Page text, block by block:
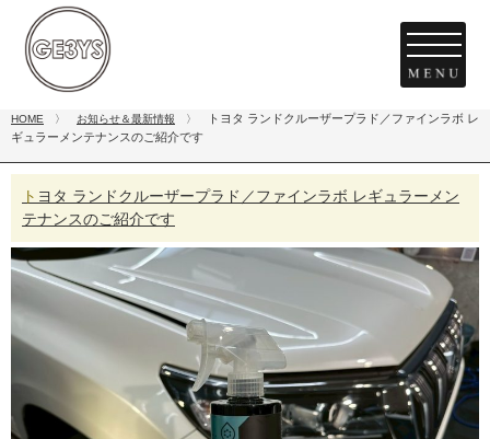
HOME 〉 お知らせ＆最新情報 〉
トヨタ ランドクルーザープラド／ファインラボ レ
ギュラーメンテナンスのご紹介です
トヨタ ランドクルーザープラド／ファインラボ レギュラーメン
テナンスのご紹介です